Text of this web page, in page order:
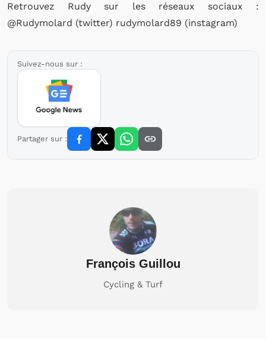
Retrouvez Rudy sur les réseaux sociaux :
@Rudymolard (twitter) rudymolard89 (instagram)
Suivez-nous sur :
Partager sur :
François Guillou
Cycling & Turf